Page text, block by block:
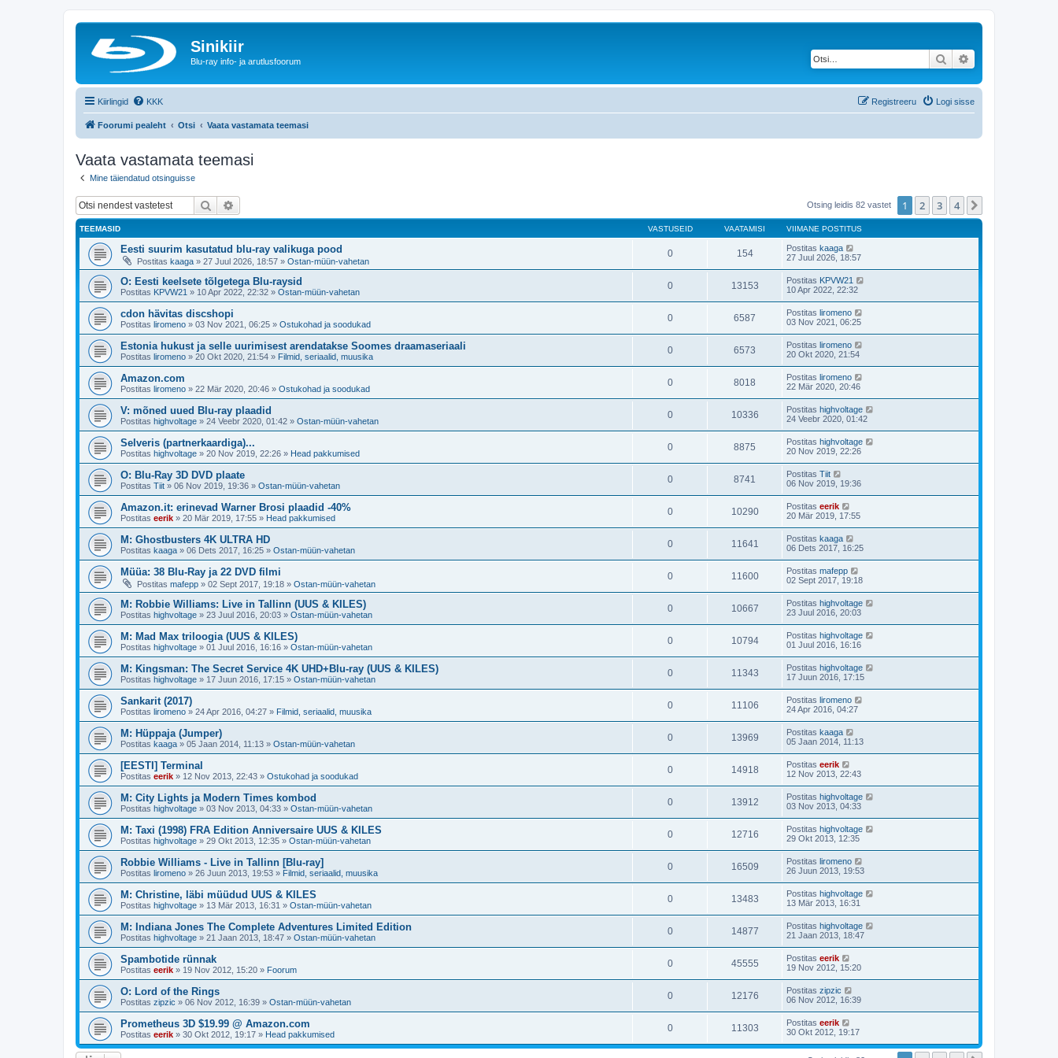
Sinikiir
Blu-ray info- ja arutlusfoorum Otsi
Kiirlingid KKK Logi sisse
Registreeru
Foorumi pealeht Otsi Vaata vastamata teemasi
Vaata vastamata teemasi
Mine täiendatud otsinguisse
Otsi Otsing leidis 82 vastet 1 2 3 4
TEEMASID VASTUSEID VAATAMISI VIIMANE POSTITUS
Eesti suurim kasutatud blu-ray valikuga pood
Postitas kaaga » 27 Juul 2026, 18:57 » Ostan-müün-vahetan
0 154 Postitas kaaga
27 Juul 2026, 18:57
O: Eesti keelsete tõlgetega Blu-raysid
Postitas KPVW21 » 10 Apr 2022, 22:32 » Ostan-müün-vahetan
0 13153 Postitas KPVW21
10 Apr 2022, 22:32
cdon hävitas discshopi
Postitas liromeno » 03 Nov 2021, 06:25 » Ostukohad ja soodukad
0 6587 Postitas liromeno
03 Nov 2021, 06:25
Estonia hukust ja selle uurimisest arendatakse Soomes draamaseriaali
Postitas liromeno » 20 Okt 2020, 21:54 » Filmid, seriaalid, muusika
0 6573 Postitas liromeno
20 Okt 2020, 21:54
Amazon.com
Postitas liromeno » 22 Mär 2020, 20:46 » Ostukohad ja soodukad
0 8018 Postitas liromeno
22 Mär 2020, 20:46
V: mõned uued Blu-ray plaadid
Postitas highvoltage » 24 Veebr 2020, 01:42 » Ostan-müün-vahetan
0 10336 Postitas highvoltage
24 Veebr 2020, 01:42
Selveris (partnerkaardiga)...
Postitas highvoltage » 20 Nov 2019, 22:26 » Head pakkumised
0 8875 Postitas highvoltage
20 Nov 2019, 22:26
O: Blu-Ray 3D DVD plaate
Postitas Tiit » 06 Nov 2019, 19:36 » Ostan-müün-vahetan
0 8741 Postitas Tiit
06 Nov 2019, 19:36
Amazon.it: erinevad Warner Brosi plaadid -40%
Postitas eerik » 20 Mär 2019, 17:55 » Head pakkumised
0 10290 Postitas eerik
20 Mär 2019, 17:55
M: Ghostbusters 4K ULTRA HD
Postitas kaaga » 06 Dets 2017, 16:25 » Ostan-müün-vahetan
0 11641 Postitas kaaga
06 Dets 2017, 16:25
Müüa: 38 Blu-Ray ja 22 DVD filmi
Postitas mafepp » 02 Sept 2017, 19:18 » Ostan-müün-vahetan
0 11600 Postitas mafepp
02 Sept 2017, 19:18
M: Robbie Williams: Live in Tallinn (UUS & KILES)
Postitas highvoltage » 23 Juul 2016, 20:03 » Ostan-müün-vahetan
0 10667 Postitas highvoltage
23 Juul 2016, 20:03
M: Mad Max triloogia (UUS & KILES)
Postitas highvoltage » 01 Juul 2016, 16:16 » Ostan-müün-vahetan
0 10794 Postitas highvoltage
01 Juul 2016, 16:16
M: Kingsman: The Secret Service 4K UHD+Blu-ray (UUS & KILES)
Postitas highvoltage » 17 Juun 2016, 17:15 » Ostan-müün-vahetan
0 11343 Postitas highvoltage
17 Juun 2016, 17:15
Sankarit (2017)
Postitas liromeno » 24 Apr 2016, 04:27 » Filmid, seriaalid, muusika
0 11106 Postitas liromeno
24 Apr 2016, 04:27
M: Hüppaja (Jumper)
Postitas kaaga » 05 Jaan 2014, 11:13 » Ostan-müün-vahetan
0 13969 Postitas kaaga
05 Jaan 2014, 11:13
[EESTI] Terminal
Postitas eerik » 12 Nov 2013, 22:43 » Ostukohad ja soodukad
0 14918 Postitas eerik
12 Nov 2013, 22:43
M: City Lights ja Modern Times kombod
Postitas highvoltage » 03 Nov 2013, 04:33 » Ostan-müün-vahetan
0 13912 Postitas highvoltage
03 Nov 2013, 04:33
M: Taxi (1998) FRA Edition Anniversaire UUS & KILES
Postitas highvoltage » 29 Okt 2013, 12:35 » Ostan-müün-vahetan
0 12716 Postitas highvoltage
29 Okt 2013, 12:35
Robbie Williams - Live in Tallinn [Blu-ray]
Postitas liromeno » 26 Juun 2013, 19:53 » Filmid, seriaalid, muusika
0 16509 Postitas liromeno
26 Juun 2013, 19:53
M: Christine, läbi müüdud UUS & KILES
Postitas highvoltage » 13 Mär 2013, 16:31 » Ostan-müün-vahetan
0 13483 Postitas highvoltage
13 Mär 2013, 16:31
M: Indiana Jones The Complete Adventures Limited Edition
Postitas highvoltage » 21 Jaan 2013, 18:47 » Ostan-müün-vahetan
0 14877 Postitas highvoltage
21 Jaan 2013, 18:47
Spambotide rünnak
Postitas eerik » 19 Nov 2012, 15:20 » Foorum
0 45555 Postitas eerik
19 Nov 2012, 15:20
O: Lord of the Rings
Postitas zipzic » 06 Nov 2012, 16:39 » Ostan-müün-vahetan
0 12176 Postitas zipzic
06 Nov 2012, 16:39
Prometheus 3D $19.99 @ Amazon.com
Postitas eerik » 30 Okt 2012, 19:17 » Head pakkumised
0 11303 Postitas eerik
30 Okt 2012, 19:17